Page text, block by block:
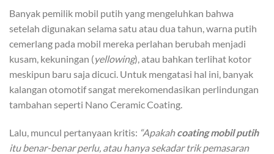
Banyak pemilik mobil putih yang mengeluhkan bahwa
setelah digunakan selama satu atau dua tahun, warna putih
cemerlang pada mobil mereka perlahan berubah menjadi
kusam, kekuningan (yellowing), atau bahkan terlihat kotor
meskipun baru saja dicuci. Untuk mengatasi hal ini, banyak
kalangan otomotif sangat merekomendasikan perlindungan
tambahan seperti Nano Ceramic Coating.
Lalu, muncul pertanyaan kritis: “Apakahcoating mobil putih
itu benar-benar perlu, atau hanya sekadar trik pemasaran